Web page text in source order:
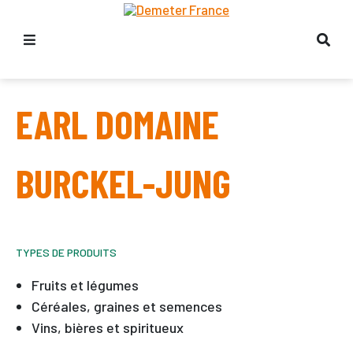
EARL DOMAINE
BURCKEL-JUNG
TYPES DE PRODUITS
Fruits et légumes
Céréales, graines et semences
Vins, bières et spiritueux